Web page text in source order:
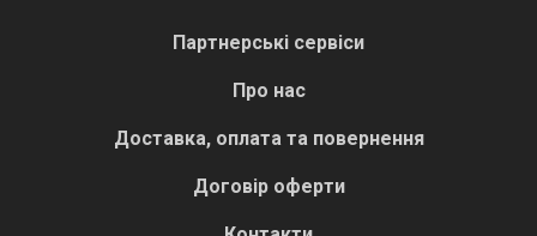
Партнерські сервіси
Про нас
Доставка, оплата та повернення
Договір оферти